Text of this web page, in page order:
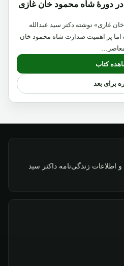
دورۀ شاه محمود خان غازی
غازی» نوشته دکتر سید عبدالله
اما پر اهمیت صدارت شاه محمود خان
کتاب
برای بعد
اطلاعات زندگی‌نامه داکتر سید